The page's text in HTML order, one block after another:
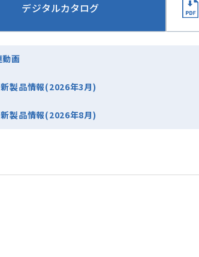
デジタルカタログ
動画
新製品情報(2026年3月)
新製品情報(2026年8月)